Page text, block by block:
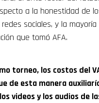
a la honestidad de
sociales, y la
que tomó AFA.
torneo, los costos del
de esta manera
videos y los audios de